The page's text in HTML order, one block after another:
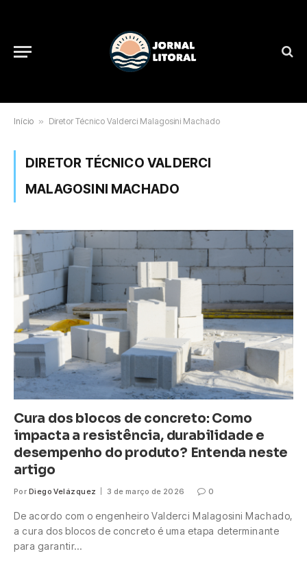
Início » Diretor Técnico Valderci Malagosini Machado
DIRETOR TÉCNICO VALDERCI
MALAGOSINI MACHADO
Cura dos blocos de concreto: Como
impacta a resistência, durabilidade e
desempenho do produto? Entenda neste
artigo
Por Diego Velázquez 3 de março de 2026 0
De acordo com o engenheiro Valderci Malagosini Machado,
a cura dos blocos de concreto é uma etapa determinante
para garantir…